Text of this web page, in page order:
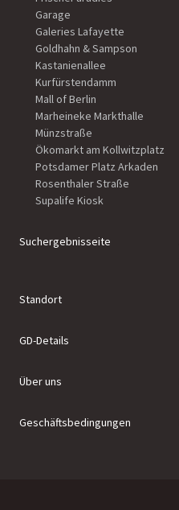
Garage
Galeries Lafayette
Goldhahn & Sampson
Kastanienallee
Kurfürstendamm
Mall of Berlin
Marheineke Markthalle
Münzstraße
Ökomarkt am Kollwitzplatz
Potsdamer Platz Arkaden
Rosenthaler Straße
Supalife Kiosk
Suchergebnisseite
Standort
GD-Details
Über uns
Geschäftsbedingungen